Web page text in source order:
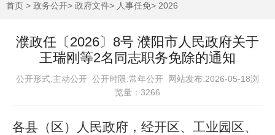
首页 > 政务公开> 政府文件> 人事任免> 2026
濮政任〔2026〕8号 濮阳市人民政府关于
王瑞刚等2名同志职务免除的通知
公开形式:主动公开 公开时限:常年公开
网站发布:2026-05-18浏
览量： 3266
各县（区）人民政府，经开区、工业园区、